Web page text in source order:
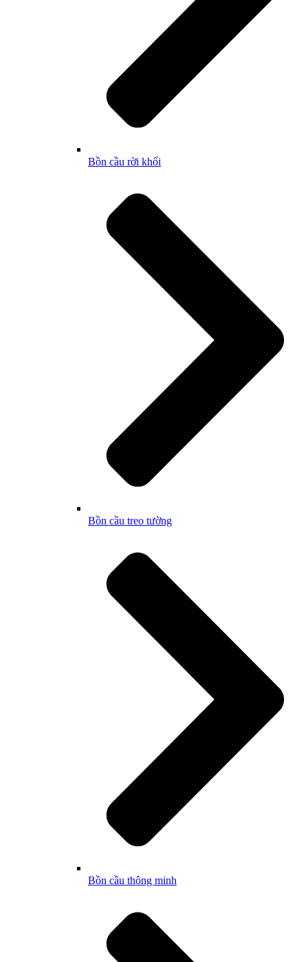
Bồn cầu rời khối
Bồn cầu treo tường
Bồn cầu thông minh